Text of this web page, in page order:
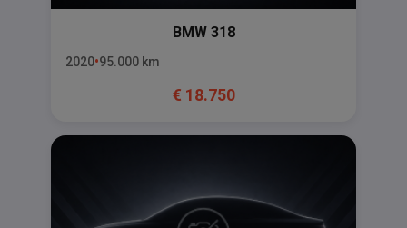
BMW 318
2020 95.000 km
€ 18.750